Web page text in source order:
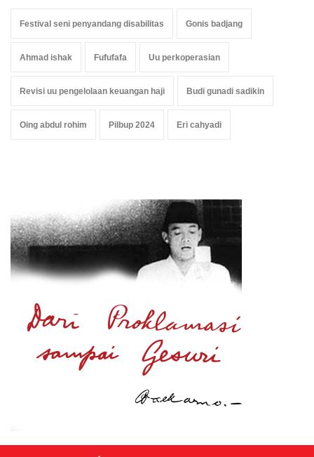
Festival seni penyandang disabilitas Gonis badjang
Ahmad ishak Fufufafa Uu perkoperasian
Revisi uu pengelolaan keuangan haji Budi gunadi sadikin
Oing abdul rohim Pilbup 2024 Eri cahyadi